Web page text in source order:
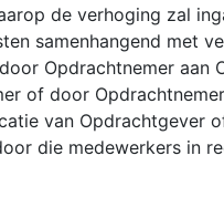
de verhoging zal
samenhangend met
Opdrachtnemer aan
of door
van Opdrachtgever
die medewerkers in